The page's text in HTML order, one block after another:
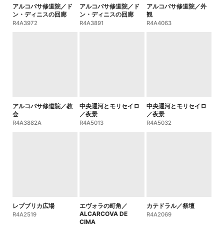
アルコバサ修道院／ド
ン・ディニスの回廊
R4A3972
アルコバサ修道院／ド
ン・ディニスの回廊
R4A3891
アルコバサ修道院／外
観
R4A4063
アルコバサ修道院／教
会
R4A3882A
中央運河とモリセイロ
／夜景
R4A5013
中央運河とモリセイロ
／夜景
R4A5032
レプブリカ広場
R4A2519
エヴォラの町角／
ALCARCOVA DE
CIMA
カテドラル／祭壇
R4A2069